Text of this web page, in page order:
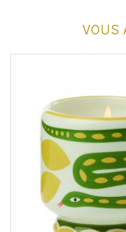
VOUS